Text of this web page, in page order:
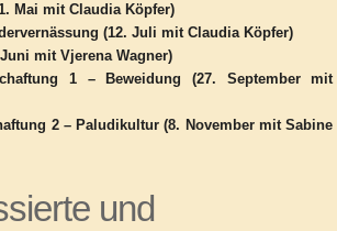
Mai mit Claudia Köpfer)
(12. Juli mit Claudia Köpfer)
mit Vjerena Wagner)
1 – Beweidung (27. September mit
2 – Paludikultur (8. November mit Sabine
und